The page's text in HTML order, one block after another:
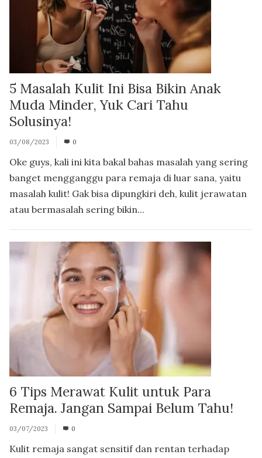
5 Masalah Kulit Ini Bisa Bikin Anak
Muda Minder, Yuk Cari Tahu
Solusinya!
03/08/2023 0
Oke guys, kali ini kita bakal bahas masalah yang sering
banget mengganggu para remaja di luar sana, yaitu
masalah kulit! Gak bisa dipungkiri deh, kulit jerawatan
atau bermasalah sering bikin...
6 Tips Merawat Kulit untuk Para
Remaja. Jangan Sampai Belum Tahu!
03/07/2023 0
Kulit remaja sangat sensitif dan rentan terhadap